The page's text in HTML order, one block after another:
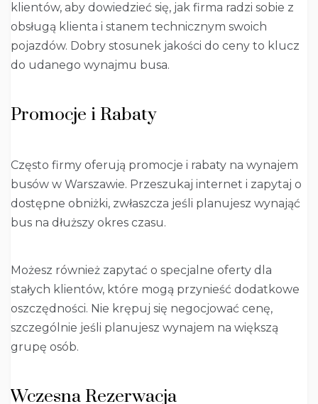
klientów, aby dowiedzieć się, jak firma radzi sobie z
obsługą klienta i stanem technicznym swoich
pojazdów. Dobry stosunek jakości do ceny to klucz
do udanego wynajmu busa.
Promocje i Rabaty
Często firmy oferują promocje i rabaty na wynajem
busów w Warszawie. Przeszukaj internet i zapytaj o
dostępne obniżki, zwłaszcza jeśli planujesz wynająć
bus na dłuższy okres czasu.
Możesz również zapytać o specjalne oferty dla
stałych klientów, które mogą przynieść dodatkowe
oszczędności. Nie krępuj się negocjować cenę,
szczególnie jeśli planujesz wynajem na większą
grupę osób.
Wczesna Rezerwacja